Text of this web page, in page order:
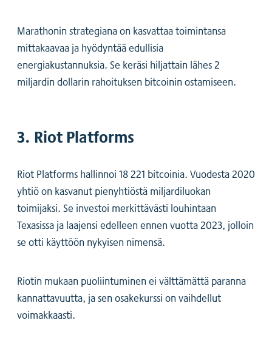
Marathonin strategiana on kasvattaa toimintansa
mittakaavaa ja hyödyntää edullisia
energiakustannuksia. Se keräsi hiljattain lähes 2
miljardin dollarin rahoituksen bitcoinin ostamiseen.
3. Riot Platforms
Riot Platforms hallinnoi 18 221 bitcoinia. Vuodesta 2020
yhtiö on kasvanut pienyhtiöstä miljardiluokan
toimijaksi. Se investoi merkittävästi louhintaan
Texasissa ja laajensi edelleen ennen vuotta 2023, jolloin
se otti käyttöön nykyisen nimensä.
Riotin mukaan puoliintuminen ei välttämättä paranna
kannattavuutta, ja sen osakekurssi on vaihdellut
voimakkaasti.